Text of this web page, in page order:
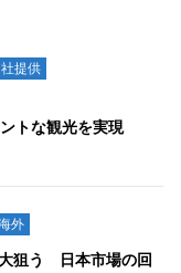
提供
トな観光を実現
外
狙う 日本市場の回